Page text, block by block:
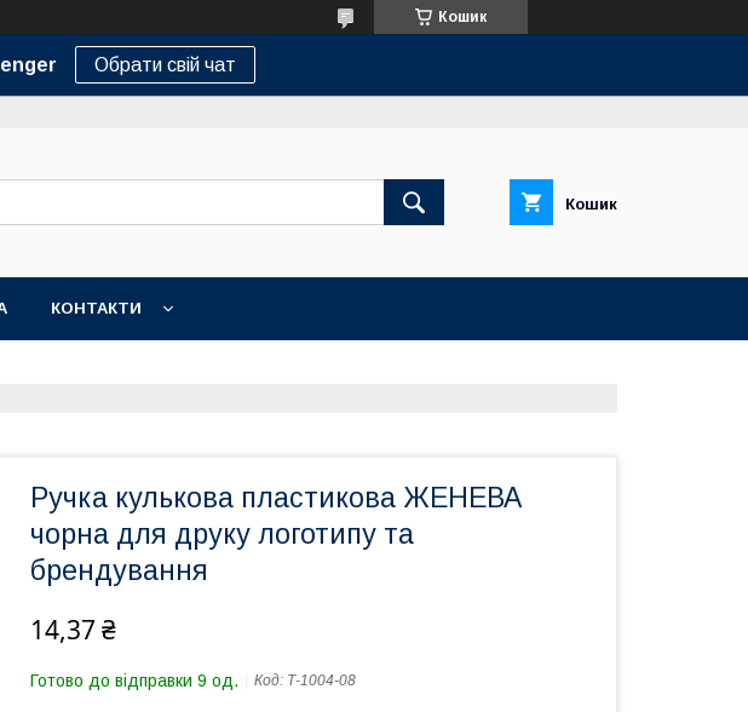
Кошик
Обрати свій чат
Кошик
КОНТАКТИ
Ручка кулькова пластикова ЖЕНЕВА
чорна для друку логотипу та
брендування
14,37 ₴
Готово до відправки 9 од. Код: Т-1004-08